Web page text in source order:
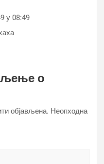
у 08:49
о
објављена. Неопходна